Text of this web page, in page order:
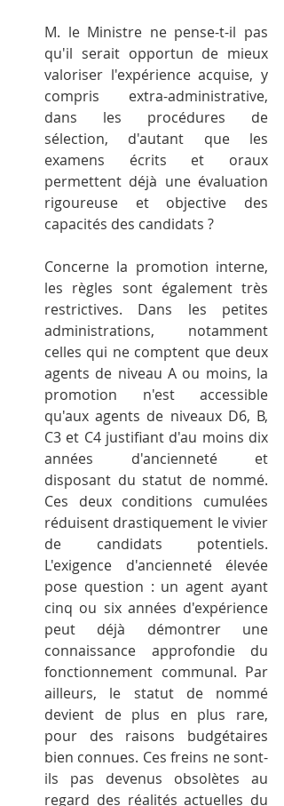
M. le Ministre ne pense-t-il pas
qu'il serait opportun de mieux
valoriser l'expérience acquise, y
compris extra-administrative,
dans les procédures de
sélection, d'autant que les
examens écrits et oraux
permettent déjà une évaluation
rigoureuse et objective des
capacités des candidats ?
Concerne la promotion interne,
les règles sont également très
restrictives. Dans les petites
administrations, notamment
celles qui ne comptent que deux
agents de niveau A ou moins, la
promotion n'est accessible
qu'aux agents de niveaux D6, B,
C3 et C4 justifiant d'au moins dix
années d'ancienneté et
disposant du statut de nommé.
Ces deux conditions cumulées
réduisent drastiquement le vivier
de candidats potentiels.
L'exigence d'ancienneté élevée
pose question : un agent ayant
cinq ou six années d'expérience
peut déjà démontrer une
connaissance approfondie du
fonctionnement communal. Par
ailleurs, le statut de nommé
devient de plus en plus rare,
pour des raisons budgétaires
bien connues. Ces freins ne sont-
ils pas devenus obsolètes au
regard des réalités actuelles du